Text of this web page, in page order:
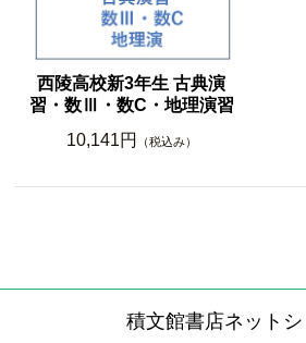
西陵高校新3年生 古典演
習・数Ⅲ・数C・地理演習
10,141円
（税込み）
積文館書店ネット